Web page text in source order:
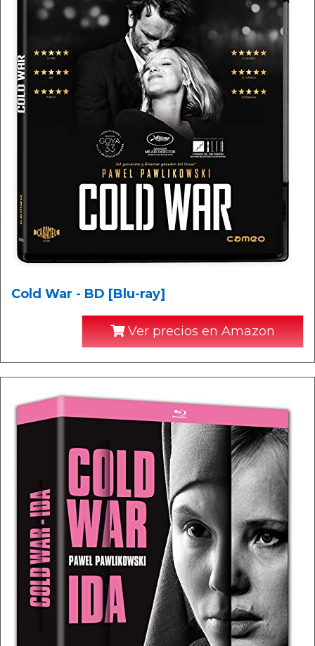
Cold War - BD [Blu-ray]
Ver precios en Amazon